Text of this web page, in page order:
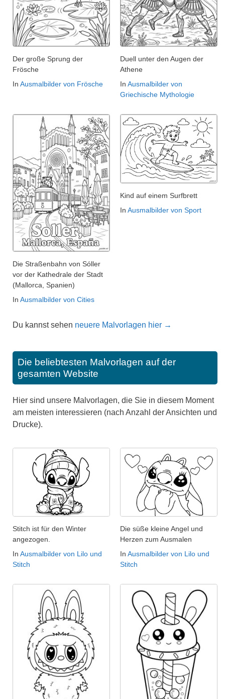
Der große Sprung der
Frösche
In Ausmalbilder von Frösche
Duell unter den Augen der
Athene
In Ausmalbilder von
Griechische Mythologie
Die Straßenbahn von Sóller
vor der Kathedrale der Stadt
(Mallorca, Spanien)
In Ausmalbilder von Cities
Kind auf einem Surfbrett
In Ausmalbilder von Sport
Du kannst sehen neuere Malvorlagen hier →
Die beliebtesten Malvorlagen auf der
gesamten Website
Hier sind unsere Malvorlagen, die Sie in diesem Moment
am meisten interessieren (nach Anzahl der Ansichten und
Drucke).
Stitch ist für den Winter
angezogen.
In Ausmalbilder von Lilo und
Stitch
Die süße kleine Angel und
Herzen zum Ausmalen
In Ausmalbilder von Lilo und
Stitch